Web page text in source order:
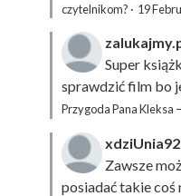
czytelnikom? · 19
Super
sprawdzić film bo
Przygoda Pana Kleksa
xdziUnia92
Zawsze
posiadać takie coś